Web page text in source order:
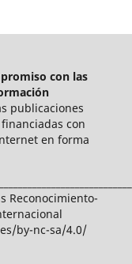
con las
publicaciones
con
en forma
Reconocimiento-
by-nc-sa/4.0/